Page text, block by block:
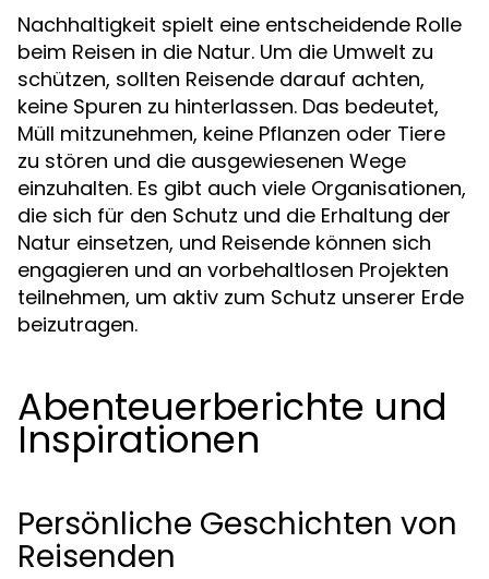
Nachhaltigkeit spielt eine entscheidende Rolle
beim Reisen in die Natur. Um die Umwelt zu
schützen, sollten Reisende darauf achten,
keine Spuren zu hinterlassen. Das bedeutet,
Müll mitzunehmen, keine Pflanzen oder Tiere
zu stören und die ausgewiesenen Wege
einzuhalten. Es gibt auch viele Organisationen,
die sich für den Schutz und die Erhaltung der
Natur einsetzen, und Reisende können sich
engagieren und an vorbehaltlosen Projekten
teilnehmen, um aktiv zum Schutz unserer Erde
beizutragen.
Abenteuerberichte und
Inspirationen
Persönliche Geschichten von
Reisenden